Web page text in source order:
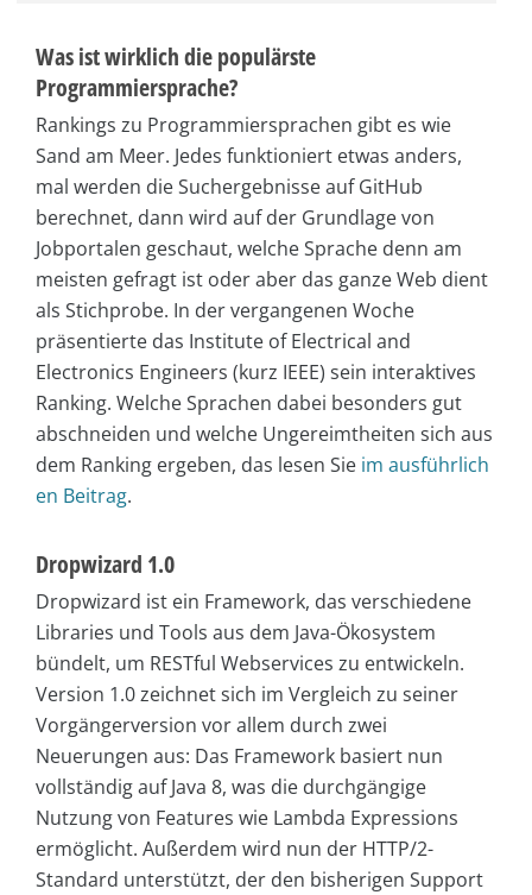
Was ist wirklich die populärste
Programmiersprache?
Rankings zu Programmiersprachen gibt es wie
Sand am Meer. Jedes funktioniert etwas anders,
mal werden die Suchergebnisse auf GitHub
berechnet, dann wird auf der Grundlage von
Jobportalen geschaut, welche Sprache denn am
meisten gefragt ist oder aber das ganze Web dient
als Stichprobe. In der vergangenen Woche
präsentierte das Institute of Electrical and
Electronics Engineers (kurz IEEE) sein interaktives
Ranking. Welche Sprachen dabei besonders gut
abschneiden und welche Ungereimtheiten sich aus
dem Ranking ergeben, das lesen Sie im ausführlich
en Beitrag.
Dropwizard 1.0
Dropwizard ist ein Framework, das verschiedene
Libraries und Tools aus dem Java-Ökosystem
bündelt, um RESTful Webservices zu entwickeln.
Version 1.0 zeichnet sich im Vergleich zu seiner
Vorgängerversion vor allem durch zwei
Neuerungen aus: Das Framework basiert nun
vollständig auf Java 8, was die durchgängige
Nutzung von Features wie Lambda Expressions
ermöglicht. Außerdem wird nun der HTTP/2-
Standard unterstützt, der den bisherigen Support